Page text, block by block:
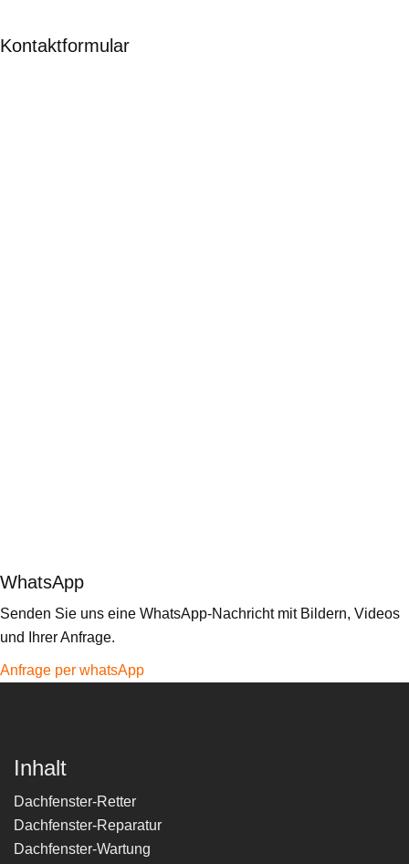
Kontaktformular
WhatsApp
Senden Sie uns eine WhatsApp-Nachricht mit Bildern, Videos
und Ihrer Anfrage.
Anfrage per whatsApp
Inhalt
Dachfenster-Retter
Dachfenster-Reparatur
Dachfenster-Wartung